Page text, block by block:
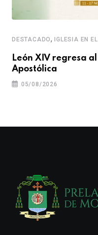
DESTACADO,IGLESIA EN
León XIV regresa
Apostólica
05/08/2026